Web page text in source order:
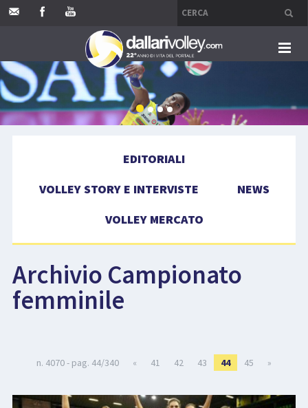
HOME
COMPETIZIONI
EDITORIALI
VOLLEY STORY E INTERVISTE
NEWS
VOLLEY MERCATO
Archivio Campionato
femminile
n. 4070 - pag. 44/340 « 41 42 43 44 45 »